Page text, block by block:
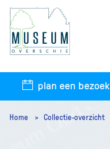
plan een bezoek
Home Collectie-overzicht